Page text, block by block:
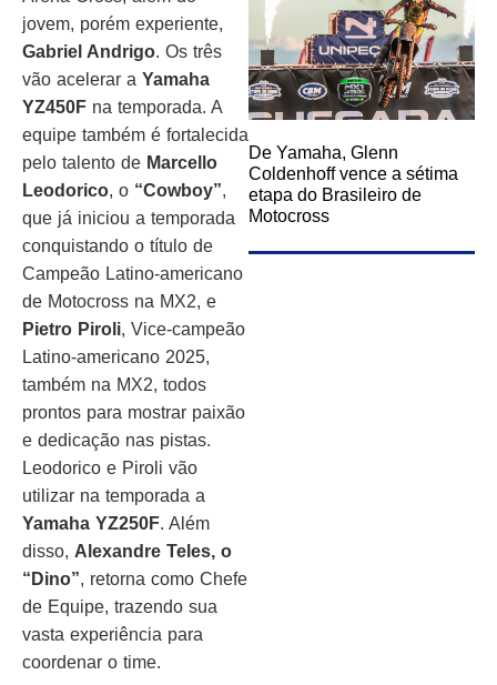
jovem, porém experiente,
Gabriel Andrigo. Os três
vão acelerar a Yamaha
YZ450F na temporada. A
equipe também é fortalecida
pelo talento de Marcello
Leodorico, o “Cowboy”,
que já iniciou a temporada
conquistando o título de
Campeão Latino-americano
de Motocross na MX2, e
Pietro Piroli, Vice-campeão
Latino-americano 2025,
também na MX2, todos
prontos para mostrar paixão
e dedicação nas pistas.
Leodorico e Piroli vão
utilizar na temporada a
Yamaha YZ250F. Além
disso, Alexandre Teles, o
“Dino”, retorna como Chefe
de Equipe, trazendo sua
vasta experiência para
coordenar o time.
De Yamaha, Glenn
Coldenhoff vence a sétima
etapa do Brasileiro de
Motocross